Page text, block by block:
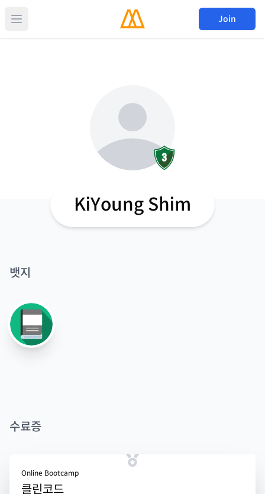
Join
KiYoung Shim
뱃지
수료증
Online Bootcamp
클린코드